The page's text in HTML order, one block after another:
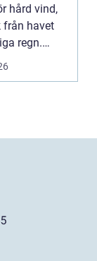
hård vind,
från havet
regn.
vara...